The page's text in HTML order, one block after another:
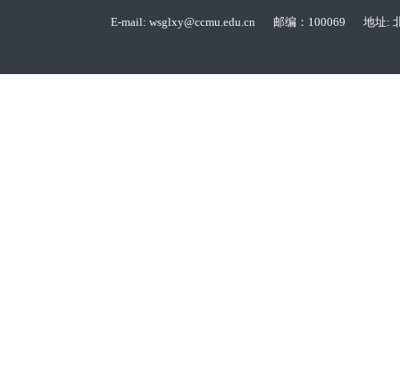
E-mail: wsglxy@ccmu.edu.cn 邮编：100069 地址: